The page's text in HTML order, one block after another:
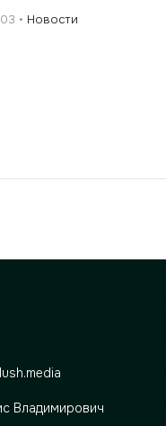
Новости
Владимирович